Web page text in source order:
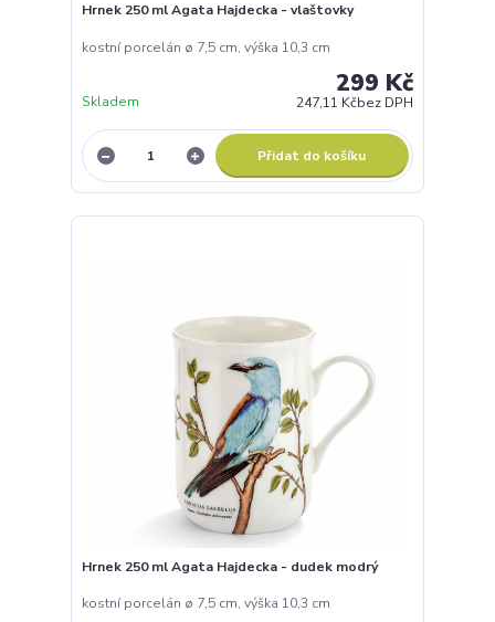
Hrnek 250 ml Agata Hajdecka - vlaštovky
kostní porcelán ø 7,5 cm, výška 10,3 cm
299 Kč
247,11 Kčbez DPH
Skladem
Přidat do košíku
Hrnek 250 ml Agata Hajdecka - dudek modrý
kostní porcelán ø 7,5 cm, výška 10,3 cm